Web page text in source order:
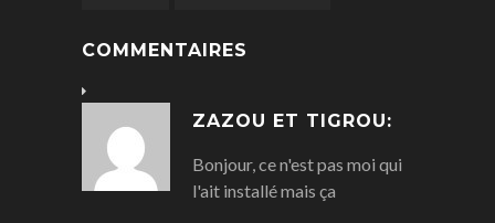
COMMENTAIRES
ZAZOU ET TIGROU:
Bonjour, ce n'est pas moi qui
l'ait installé mais ça